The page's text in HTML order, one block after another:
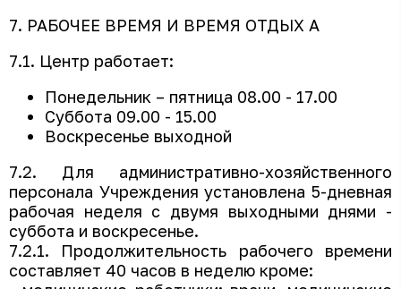
7. РАБОЧЕЕ ВРЕМЯ И ВРЕМЯ ОТДЫХ А
7.1. Центр работает:
Понедельник – пятница 08.00 - 17.00
Суббота 09.00 - 15.00
Воскресенье выходной
7.2. Для административно-хозяйственного
персонала Учреждения установлена 5-дневная
рабочая неделя с двумя выходными днями -
суббота и воскресенье.
7.2.1. Продолжительность рабочего времени
составляет 40 часов в неделю кроме: